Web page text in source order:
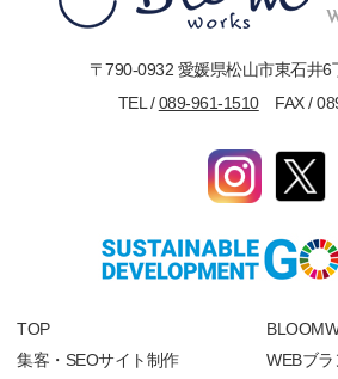
〒790-0932 愛媛県松山市東石井6
TEL /089-961-1510FAX /
TOP
集客・SEOサイト制作
WEBブ